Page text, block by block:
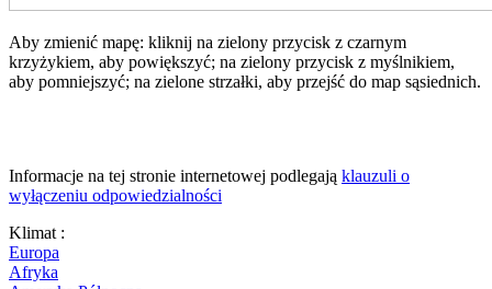
Aby zmienić mapę: kliknij na zielony przycisk z czarnym
krzyżykiem, aby powiększyć; na zielony przycisk z myślnikiem,
aby pomniejszyć; na zielone strzałki, aby przejść do map sąsiednich.
Informacje na tej stronie internetowej podlegają klauzuli o
wyłączeniu odpowiedzialności
Klimat :
Europa
Afryka